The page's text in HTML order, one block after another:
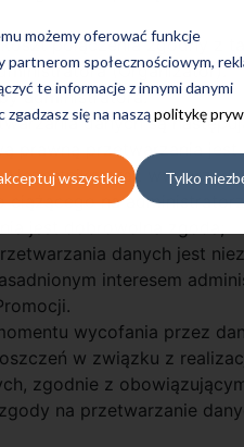
możemy oferować funkcje
partnerom społecznościowym,
te informacje z innymi danymi
się na nasząpolitykę
wszystkie Tylko
połączenia zgodny z
(Organizator).
administratora.
danych są
prawną przetwarzania
oraz ww.
na
jest dobrowolna zgoda;
danych jest
interesem
wycofania przez
w związku z
zgodnie z
na przetwarzanie